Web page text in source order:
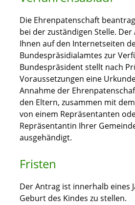
Die Ehrenpatenschaft
bei der zuständigen Stelle. Der
Ihnen auf den Internetseiten
Bundespräsidialamtes zur
Bundespräsident stellt nach
Voraussetzungen eine
Annahme der
den Eltern, zusammen mit
von einem Repräsentanten
Repräsentantin Ihrer
ausgehändigt.
Fristen
Der Antrag ist innerhalb eines
Geburt des Kindes zu stellen.